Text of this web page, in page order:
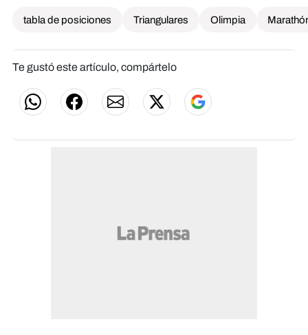
tabla de posiciones Triangulares Olimpia
Te gustó este artículo, compártelo